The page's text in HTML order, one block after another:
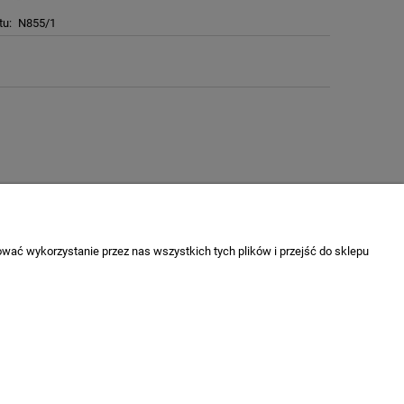
N855/1
wykorzystanie przez nas wszystkich tych plików i przejść do sklepu